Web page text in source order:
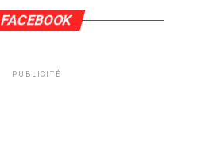
FACEBOOK
PUBLICITÉ